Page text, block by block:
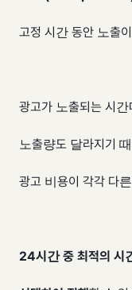
고정 시간 동안 노출
광고가 노출되는 시간
노출량도 달라지기 때
광고 비용이 각각 다
24시간 중 최적의 시